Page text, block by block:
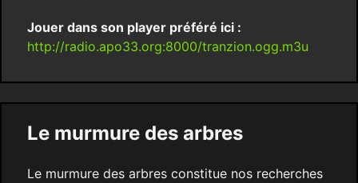
Jouer dans son player préféré ici :
http://radio.apo33.org:8000/tranzion.ogg.m3u
Le murmure des arbres
Le murmure des arbres constitue nos recherches